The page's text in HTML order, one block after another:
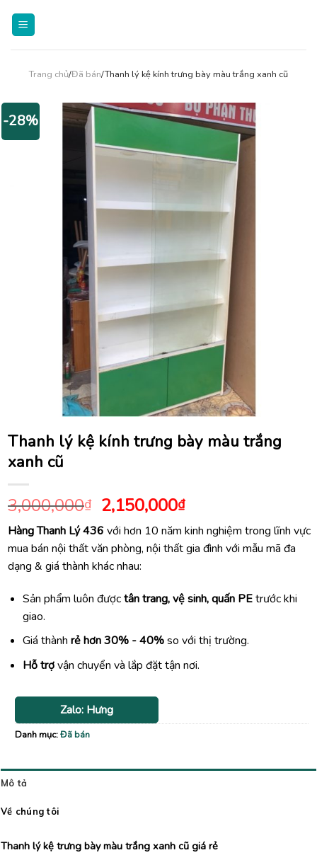
Trang chủ/Đã bán/Thanh lý kệ kính trưng bày màu trắng xanh cũ
-28%
Thanh lý kệ kính trưng bày màu trắng
xanh cũ
3,000,000₫ Giá
gốc
là:
3,000,000₫.
2,150,000₫Giá
hiện
tại
là:
Hàng Thanh Lý 436 với hơn 10 năm kinh nghiệm trong lĩnh vực
mua bán nội thất văn phòng, nội thất gia đình với mẫu mã đa
dạng & giá thành khác nhau:
Sản phẩm luôn đượctân trang, vệ sinh, quấn PEtrước khi
giao.
Giá thành rẻ hơn 30% - 40%so với thị trường.
Hỗ trợvận chuyển và lắp đặt tận nơi.
Zalo: Hưng
Danh mục:Đã bán
Mô tả
Về chúng tôi
Thanh lý kệ trưng bày màu trắng xanh cũ giá rẻ